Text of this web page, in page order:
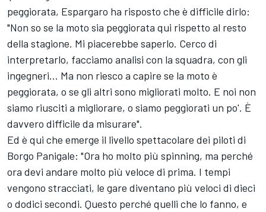
peggiorata, Espargaro ha risposto che è difficile dirlo:
"Non so se la moto sia peggiorata qui rispetto al resto
della stagione. Mi piacerebbe saperlo. Cerco di
interpretarlo, facciamo analisi con la squadra, con gli
ingegneri... Ma non riesco a capire se la moto è
peggiorata, o se gli altri sono migliorati molto. E noi non
siamo riusciti a migliorare, o siamo peggiorati un po'. È
davvero difficile da misurare".
Ed è qui che emerge il livello spettacolare dei piloti di
Borgo Panigale: "Ora ho molto più spinning, ma perché
ora devi andare molto più veloce di prima. I tempi
vengono stracciati, le gare diventano più veloci di dieci
o dodici secondi. Questo perché quelli che lo fanno, e